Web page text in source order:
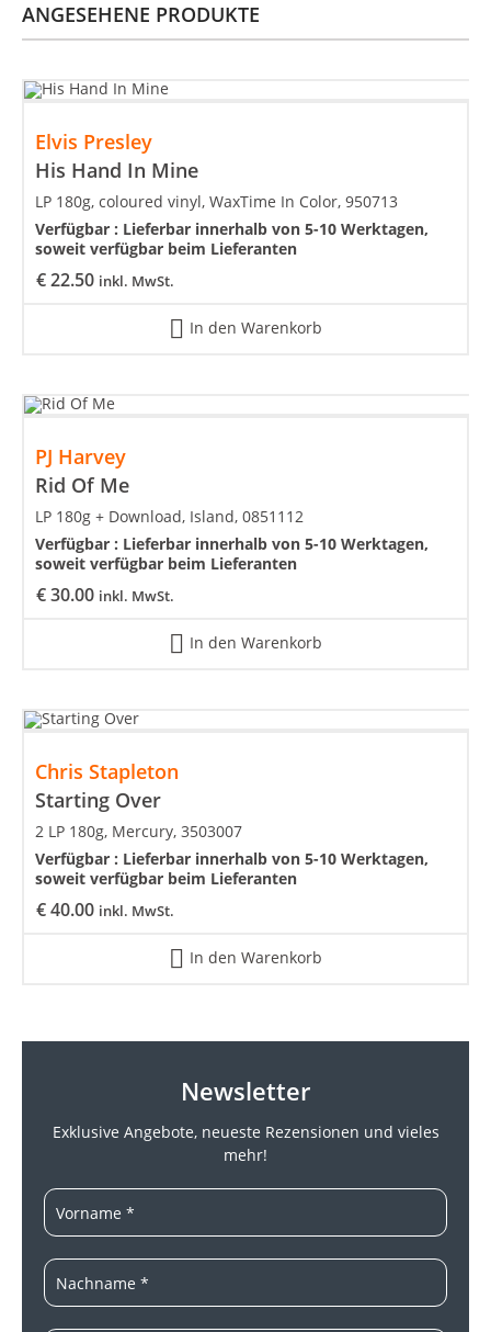
ANGESEHENE PRODUKTE
Elvis Presley
His Hand In Mine
€22.50 inkl. MwSt.
LP 180g, coloured vinyl, WaxTime In Color, 950713
Verfügbar : Lieferbar innerhalb von 5-10 Werktagen,
soweit verfügbar beim Lieferanten
In den Warenkorb
PJ Harvey
Rid Of Me
€30.00 inkl. MwSt.
LP 180g + Download, Island, 0851112
Verfügbar : Lieferbar innerhalb von 5-10 Werktagen,
soweit verfügbar beim Lieferanten
In den Warenkorb
Chris Stapleton
Starting Over
€40.00 inkl. MwSt.
2 LP 180g, Mercury, 3503007
Verfügbar : Lieferbar innerhalb von 5-10 Werktagen,
soweit verfügbar beim Lieferanten
In den Warenkorb
Newsletter
Exklusive Angebote, neueste Rezensionen und vieles
mehr!